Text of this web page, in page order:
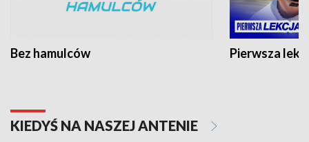
Bez hamulców Pierwsza
KIEDYŚ NA NASZEJ ANTENIE